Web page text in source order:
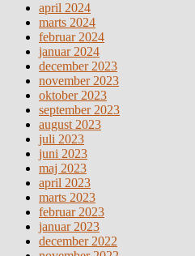
april 2024
marts 2024
februar 2024
januar 2024
december 2023
november 2023
oktober 2023
september 2023
august 2023
juli 2023
juni 2023
maj 2023
april 2023
marts 2023
februar 2023
januar 2023
december 2022